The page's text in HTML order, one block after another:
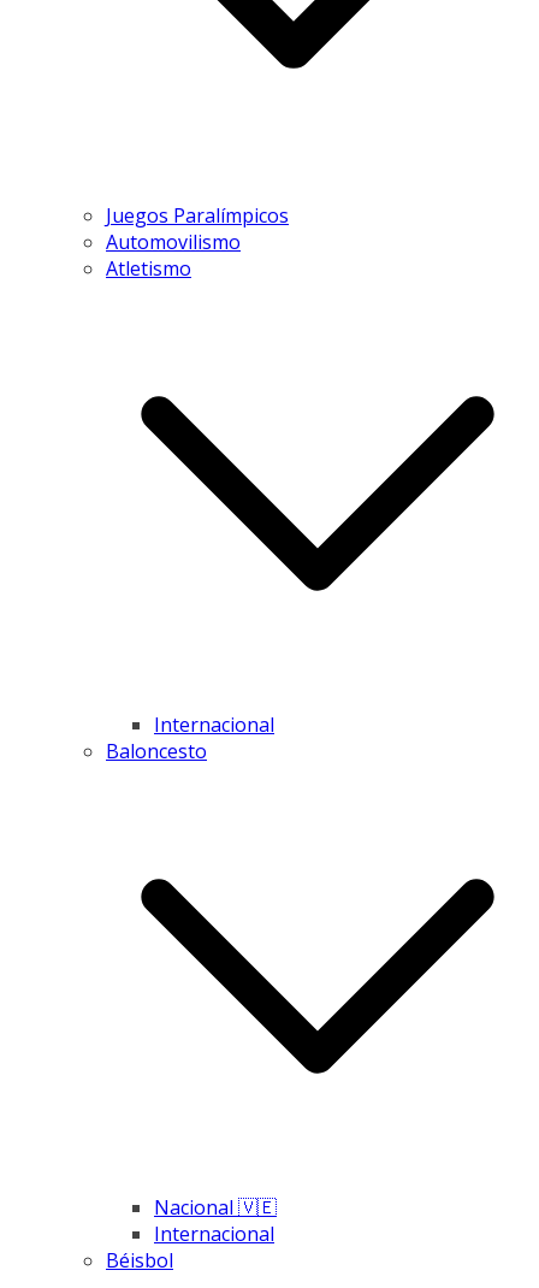
Juegos Paralímpicos
Automovilismo
Atletismo
Internacional
Baloncesto
Nacional 🇻🇪
Internacional
Béisbol